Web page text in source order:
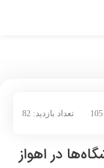
تعداد بازدید: 82
در اهواز